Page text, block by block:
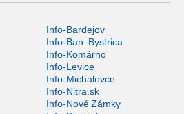
Info-Bardejov
Info-Ban. Bystrica
Info-Komárno
Info-Levice
Info-Michalovce
Info-Nitra.sk
Info-Nové Zámky